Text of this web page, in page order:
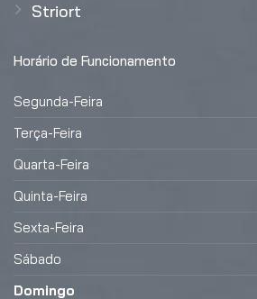
Striort
Horário de Funcionamento
Segunda-Feira
Terça-Feira
Quarta-Feira
Quinta-Feira
Sexta-Feira
Sábado
Domingo